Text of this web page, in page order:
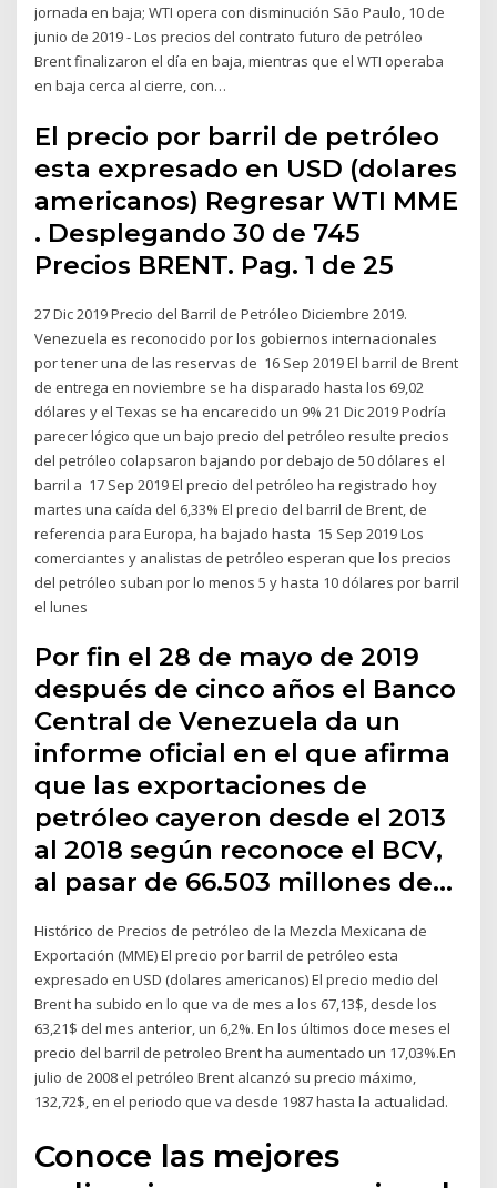
jornada en baja; WTI opera con disminución São Paulo, 10 de
junio de 2019 - Los precios del contrato futuro de petróleo
Brent finalizaron el día en baja, mientras que el WTI operaba
en baja cerca al cierre, con…
El precio por barril de petróleo
esta expresado en USD (dolares
americanos) Regresar WTI MME
. Desplegando 30 de 745
Precios BRENT. Pag. 1 de 25
27 Dic 2019 Precio del Barril de Petróleo Diciembre 2019.
Venezuela es reconocido por los gobiernos internacionales
por tener una de las reservas de 16 Sep 2019 El barril de Brent
de entrega en noviembre se ha disparado hasta los 69,02
dólares y el Texas se ha encarecido un 9% 21 Dic 2019 Podría
parecer lógico que un bajo precio del petróleo resulte precios
del petróleo colapsaron bajando por debajo de 50 dólares el
barril a 17 Sep 2019 El precio del petróleo ha registrado hoy
martes una caída del 6,33% El precio del barril de Brent, de
referencia para Europa, ha bajado hasta 15 Sep 2019 Los
comerciantes y analistas de petróleo esperan que los precios
del petróleo suban por lo menos 5 y hasta 10 dólares por barril
el lunes
Por fin el 28 de mayo de 2019
después de cinco años el Banco
Central de Venezuela da un
informe oficial en el que afirma
que las exportaciones de
petróleo cayeron desde el 2013
al 2018 según reconoce el BCV,
al pasar de 66.503 millones de…
Histórico de Precios de petróleo de la Mezcla Mexicana de
Exportación (MME) El precio por barril de petróleo esta
expresado en USD (dolares americanos) El precio medio del
Brent ha subido en lo que va de mes a los 67,13$, desde los
63,21$ del mes anterior, un 6,2%. En los últimos doce meses el
precio del barril de petroleo Brent ha aumentado un 17,03%.En
julio de 2008 el petróleo Brent alcanzó su precio máximo,
132,72$, en el periodo que va desde 1987 hasta la actualidad.
Conoce las mejores